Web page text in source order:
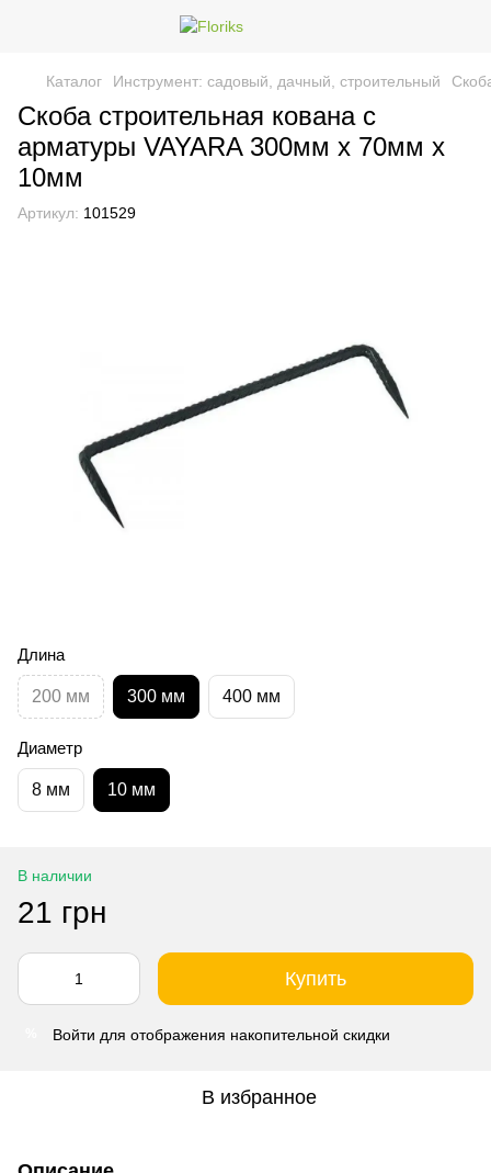
Каталог Инструмент: садовый, дачный, строительный
Скоба строительная кована с
арматуры VAYARA 300мм х 70мм х
10мм
Артикул: 101529
Длина
200 мм 300 мм 400 мм
Диаметр
8 мм 10 мм
В наличии
21 грн
Купить
Войти для отображения накопительной скидки
В избранное